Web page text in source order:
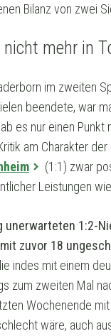
Bilanz von zwei
mehr in
im zweiten
beendete, war
es nur einen
am Charakter
(1:1) zwar
Leistungen
unerwarteten 1:2-
zuvor 18
indes mit einem
zum zweiten Mal
Wochenende
wäre, auch